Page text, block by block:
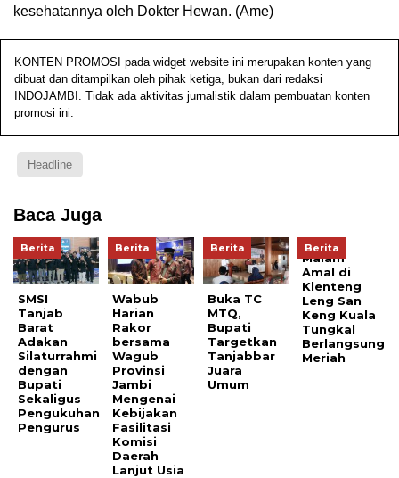
kesehatannya oleh Dokter Hewan. (Ame)
KONTEN PROMOSI pada widget website ini merupakan konten yang
dibuat dan ditampilkan oleh pihak ketiga, bukan dari redaksi
INDOJAMBI. Tidak ada aktivitas jurnalistik dalam pembuatan konten
promosi ini.
Headline
Baca Juga
Berita
SMSI
Tanjab
Barat
Adakan
Silaturrahmi
dengan
Bupati
Sekaligus
Pengukuhan
Pengurus
Berita
Wabub
Harian
Rakor
bersama
Wagub
Provinsi
Jambi
Mengenai
Kebijakan
Fasilitasi
Komisi
Daerah
Lanjut Usia
Berita
Buka TC
MTQ,
Bupati
Targetkan
Tanjabbar
Juara
Umum
Berita
Malam
Amal di
Klenteng
Leng San
Keng Kuala
Tungkal
Berlangsung
Meriah